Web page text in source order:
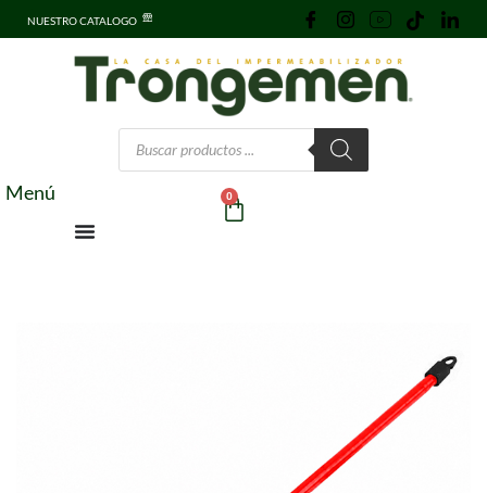
NUESTRO CATALOGO
Menú 0